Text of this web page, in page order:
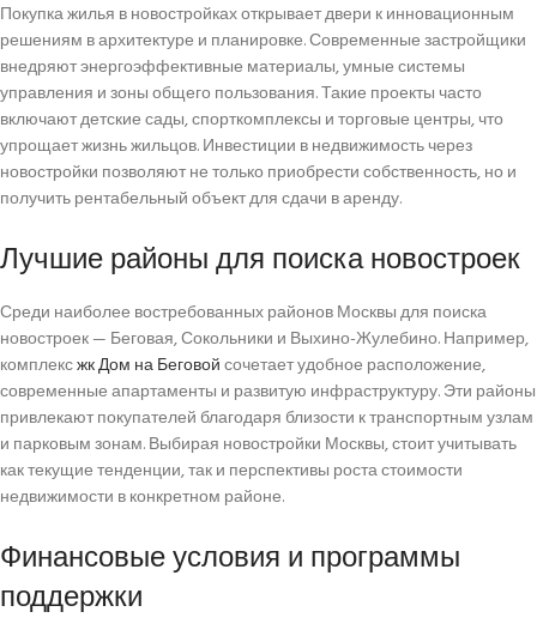
Покупка жилья в новостройках открывает двери к инновационным
решениям в архитектуре и планировке. Современные застройщики
внедряют энергоэффективные материалы, умные системы
управления и зоны общего пользования. Такие проекты часто
включают детские сады, спорткомплексы и торговые центры, что
упрощает жизнь жильцов. Инвестиции в недвижимость через
новостройки позволяют не только приобрести собственность, но и
получить рентабельный объект для сдачи в аренду.
Лучшие районы для поиска новостроек
Среди наиболее востребованных районов Москвы для поиска
новостроек — Беговая, Сокольники и Выхино-Жулебино. Например,
комплексжк Дом на Беговойсочетает удобное расположение,
современные апартаменты и развитую инфраструктуру. Эти районы
привлекают покупателей благодаря близости к транспортным узлам
и парковым зонам. Выбирая новостройки Москвы, стоит учитывать
как текущие тенденции, так и перспективы роста стоимости
недвижимости в конкретном районе.
Финансовые условия и программы
поддержки